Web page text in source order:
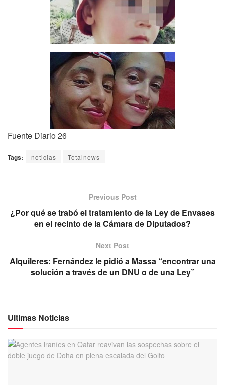
Fuente Diario 26
Tags: noticias Totalnews
Previous Post
¿Por qué se trabó el tratamiento de la Ley de Envases
en el recinto de la Cámara de Diputados?
Next Post
Alquileres: Fernández le pidió a Massa “encontrar una
solución a través de un DNU o de una Ley”
Ultimas Noticias